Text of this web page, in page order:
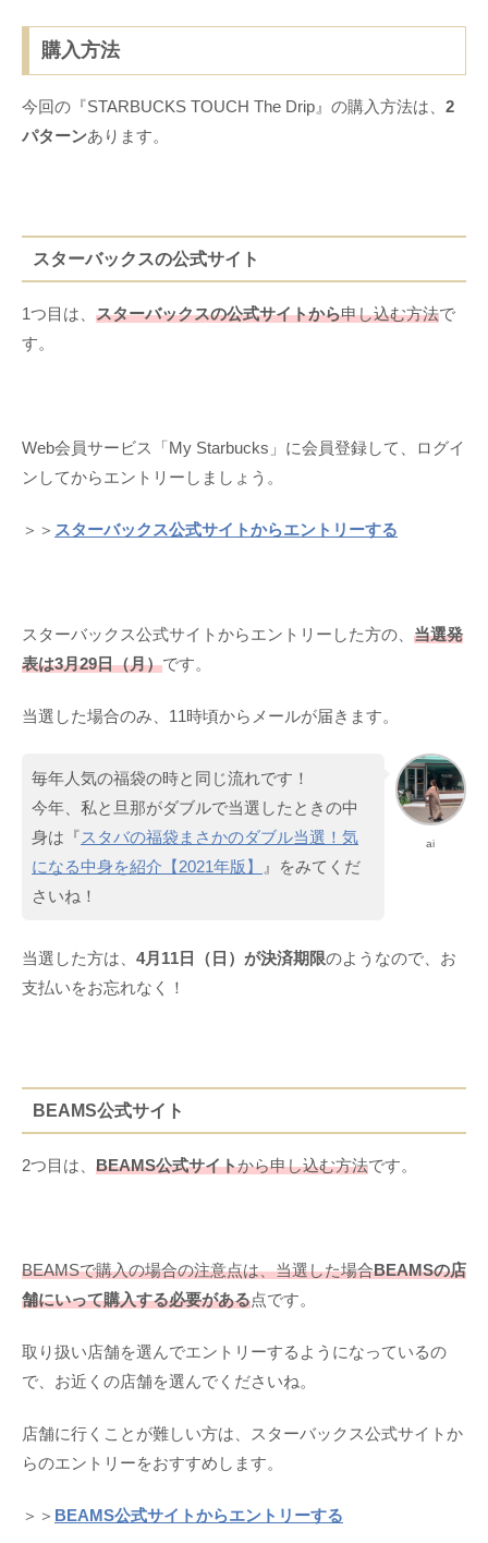
購入方法
今回の『STARBUCKS TOUCH The Drip』の購入方法は、 2
パターンあります。
スターバックスの公式サイト
1つ目は、 スターバックスの公式サイトから申し込む方法で
す。
Web会員サービス「My Starbucks」に会員登録して、ログイ
ンしてからエントリーしましょう。
＞＞ スターバックス公式サイトからエントリーする
スターバックス公式サイトからエントリーした方の、 当選発
表は3月29日（月）です。
当選した場合のみ、11時頃からメールが届きます。
ai
毎年人気の福袋の時と同じ流れです！
今年、私と旦那がダブルで当選したときの中
身は『スタバの福袋まさかのダブル当選！気
になる中身を紹介【2021年版】
』をみてくだ
さいね！
当選した方は、 4月11日（日）が決済期限のようなので、お
支払いをお忘れなく！
BEAMS公式サイト
2つ目は、 BEAMS公式サイトから申し込む方法です。
BEAMSで購入の場合の注意点は、当選した場合BEAMSの店
舗にいって購入する必要がある点です。
取り扱い店舗を選んでエントリーするようになっているの
で、お近くの店舗を選んでくださいね。
店舗に行くことが難しい方は、スターバックス公式サイトか
らのエントリーをおすすめします。
＞＞ BEAMS公式サイトからエントリーする